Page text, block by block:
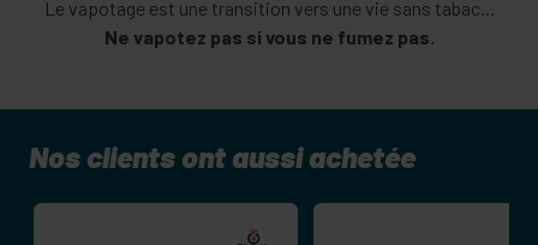
Le vapotage est une transition vers une vie sans tabac...
Ne vapotez pas si vous ne fumez pas.
Nos clients ont aussi achetée